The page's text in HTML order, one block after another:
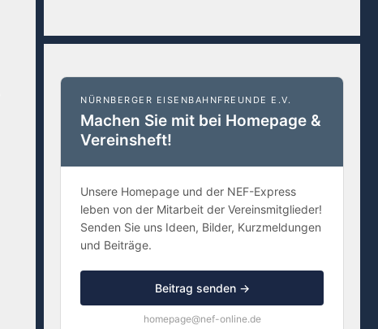
NÜRNBERGER EISENBAHNFREUNDE E.V.
Machen Sie mit bei Homepage &
Vereinsheft!
Unsere Homepage und der NEF-Express
leben von der Mitarbeit der Vereinsmitglieder!
Senden Sie uns Ideen, Bilder, Kurzmeldungen
und Beiträge.
Beitrag senden →
homepage@nef-online.de